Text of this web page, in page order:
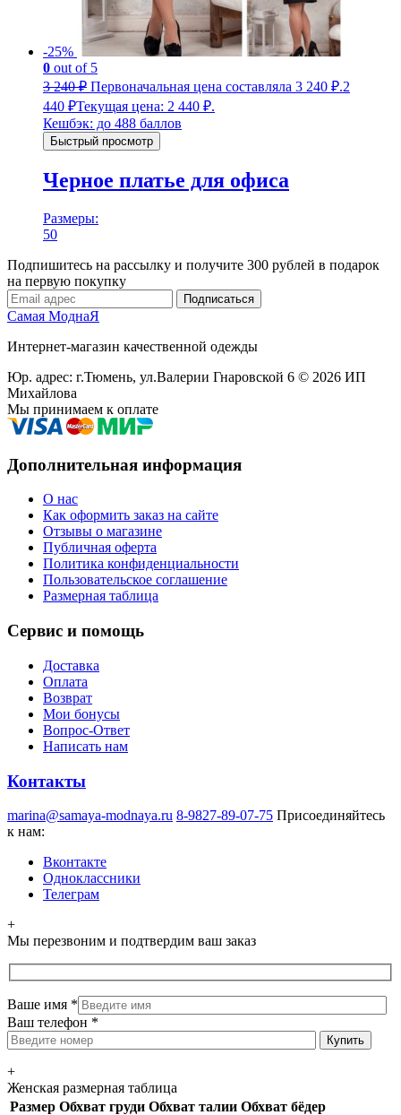
-25%
0 out of 5
3 240₽ Первоначальная цена составляла 3 240 ₽.2
440 ₽Текущая цена: 2 440 ₽.
Кешбэк: до 488 баллов
Быстрый просмотр
Черное платье для офиса
Размеры:
50
Подпишитесь на рассылку и получите 300 рублей в подарок
на первую покупку
Подписаться
Самая МоднаЯ
Интернет-магазин качественной одежды
Юр. адрес: г.Тюмень, ул.Валерии Гнаровской 6 © 2026 ИП
Михайлова
Мы принимаем к оплате
Дополнительная информация
О нас
Как оформить заказ на сайте
Отзывы о магазине
Публичная оферта
Политика конфиденциальности
Пользовательское соглашение
Размерная таблица
Сервис и помощь
Доставка
Оплата
Возврат
Мои бонусы
Вопрос-Ответ
Написать нам
Контакты
marina@samaya-modnaya.ru 8-9827-89-07-75 Присоединяйтесь
к нам:
Вконтакте
Одноклассники
Телеграм
+
Мы перезвоним и подтвердим ваш заказ
Ваше имя *
Ваш телефон *
+
Женская размерная таблица
Размер Обхват груди Обхват талии Обхват бёдер